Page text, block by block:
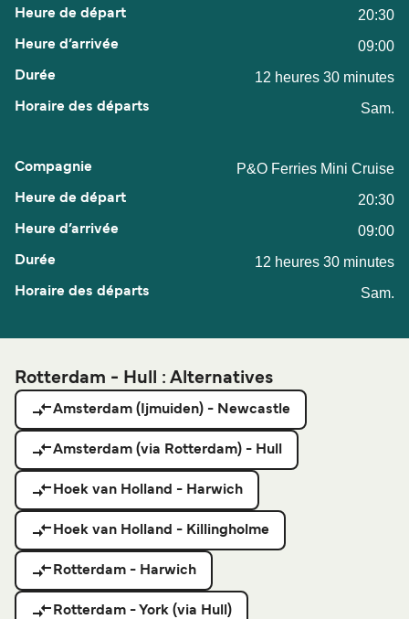
20:30
09:00
12 heures 30 minutes
Sam.
P&O Ferries Mini Cruise
20:30
09:00
12 heures 30 minutes
Sam.
Rotterdam - Hull : Alternatives
Amsterdam (Ijmuiden) - Newcastle
Amsterdam (via Rotterdam) - Hull
Hoek van Holland - Harwich
Hoek van Holland - Killingholme
Rotterdam - Harwich
Rotterdam - York (via Hull)